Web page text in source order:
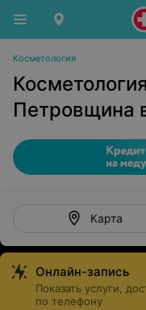
Косметология
Петровщина
Карта
Онлайн-запись
Показать услуги,
по телефону